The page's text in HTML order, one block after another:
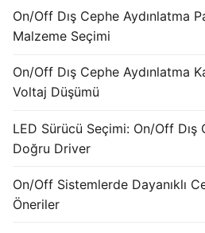
On/Off Dış Cephe Aydınlatma
Malzeme Seçimi
On/Off Dış Cephe Aydınlatma
Voltaj Düşümü
LED Sürücü Seçimi: On/Off
Doğru Driver
On/Off Sistemlerde Dayanıklı
Öneriler